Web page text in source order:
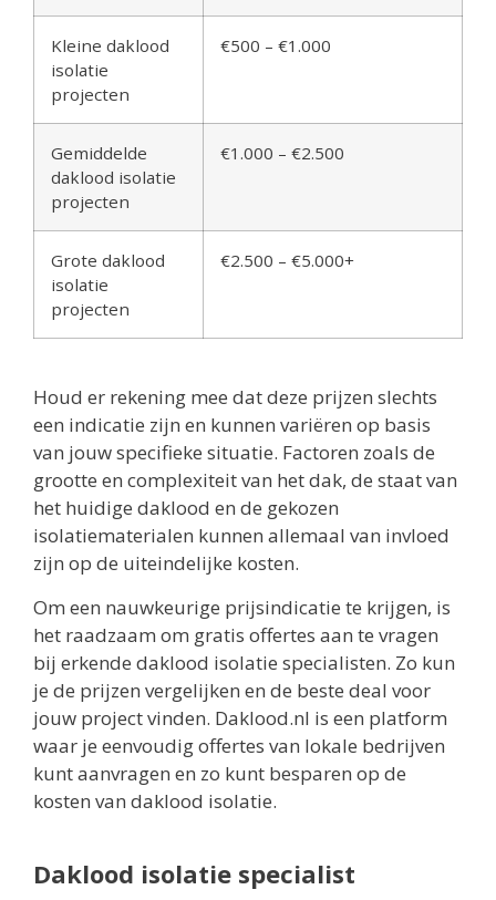
Kleine daklood
isolatie
projecten
€500 – €1.000
Gemiddelde
daklood isolatie
projecten
€1.000 – €2.500
Grote daklood
isolatie
projecten
€2.500 – €5.000+
Houd er rekening mee dat deze prijzen slechts
een indicatie zijn en kunnen variëren op basis
van jouw specifieke situatie. Factoren zoals de
grootte en complexiteit van het dak, de staat van
het huidige daklood en de gekozen
isolatiematerialen kunnen allemaal van invloed
zijn op de uiteindelijke kosten.
Om een nauwkeurige prijsindicatie te krijgen, is
het raadzaam om gratis offertes aan te vragen
bij erkende daklood isolatie specialisten. Zo kun
je de prijzen vergelijken en de beste deal voor
jouw project vinden. Daklood.nl is een platform
waar je eenvoudig offertes van lokale bedrijven
kunt aanvragen en zo kunt besparen op de
kosten van daklood isolatie.
Daklood isolatie specialist